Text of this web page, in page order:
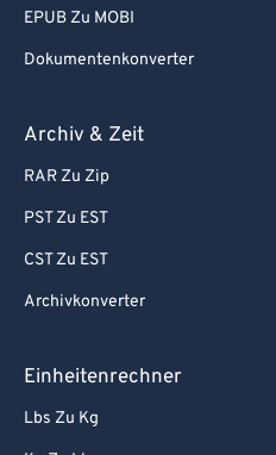
EPUB Zu MOBI
Dokumentenkonverter
Archiv & Zeit
RAR Zu Zip
PST Zu EST
CST Zu EST
Archivkonverter
Einheitenrechner
Lbs Zu Kg